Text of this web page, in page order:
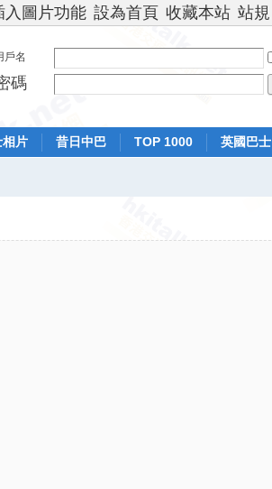
入圖片功能 設為首頁 收藏本站 站規
戶名
碼
片 昔日中巴 TOP 1000
英國巴士